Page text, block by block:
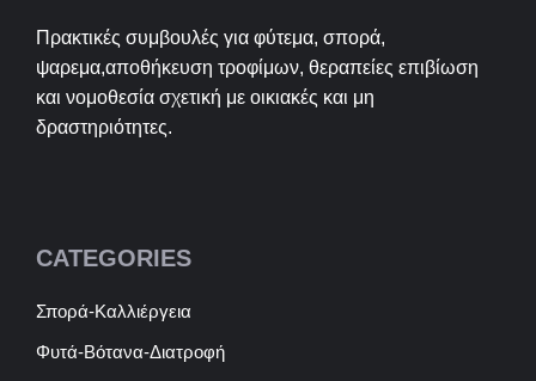
Πρακτικές συμβουλές για φύτεμα, σπορά,
ψαρεμα,αποθήκευση τροφίμων, θεραπείες επιβίωση
και νομοθεσία σχετική με οικιακές και μη
δραστηριότητες.
CATEGORIES
Σπορά-Καλλιέργεια
Φυτά-Βότανα-Διατροφή